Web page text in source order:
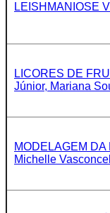
LEISHMANIOSE
LICORES DE
Júnior, Mariana
MODELAGEM
Michelle